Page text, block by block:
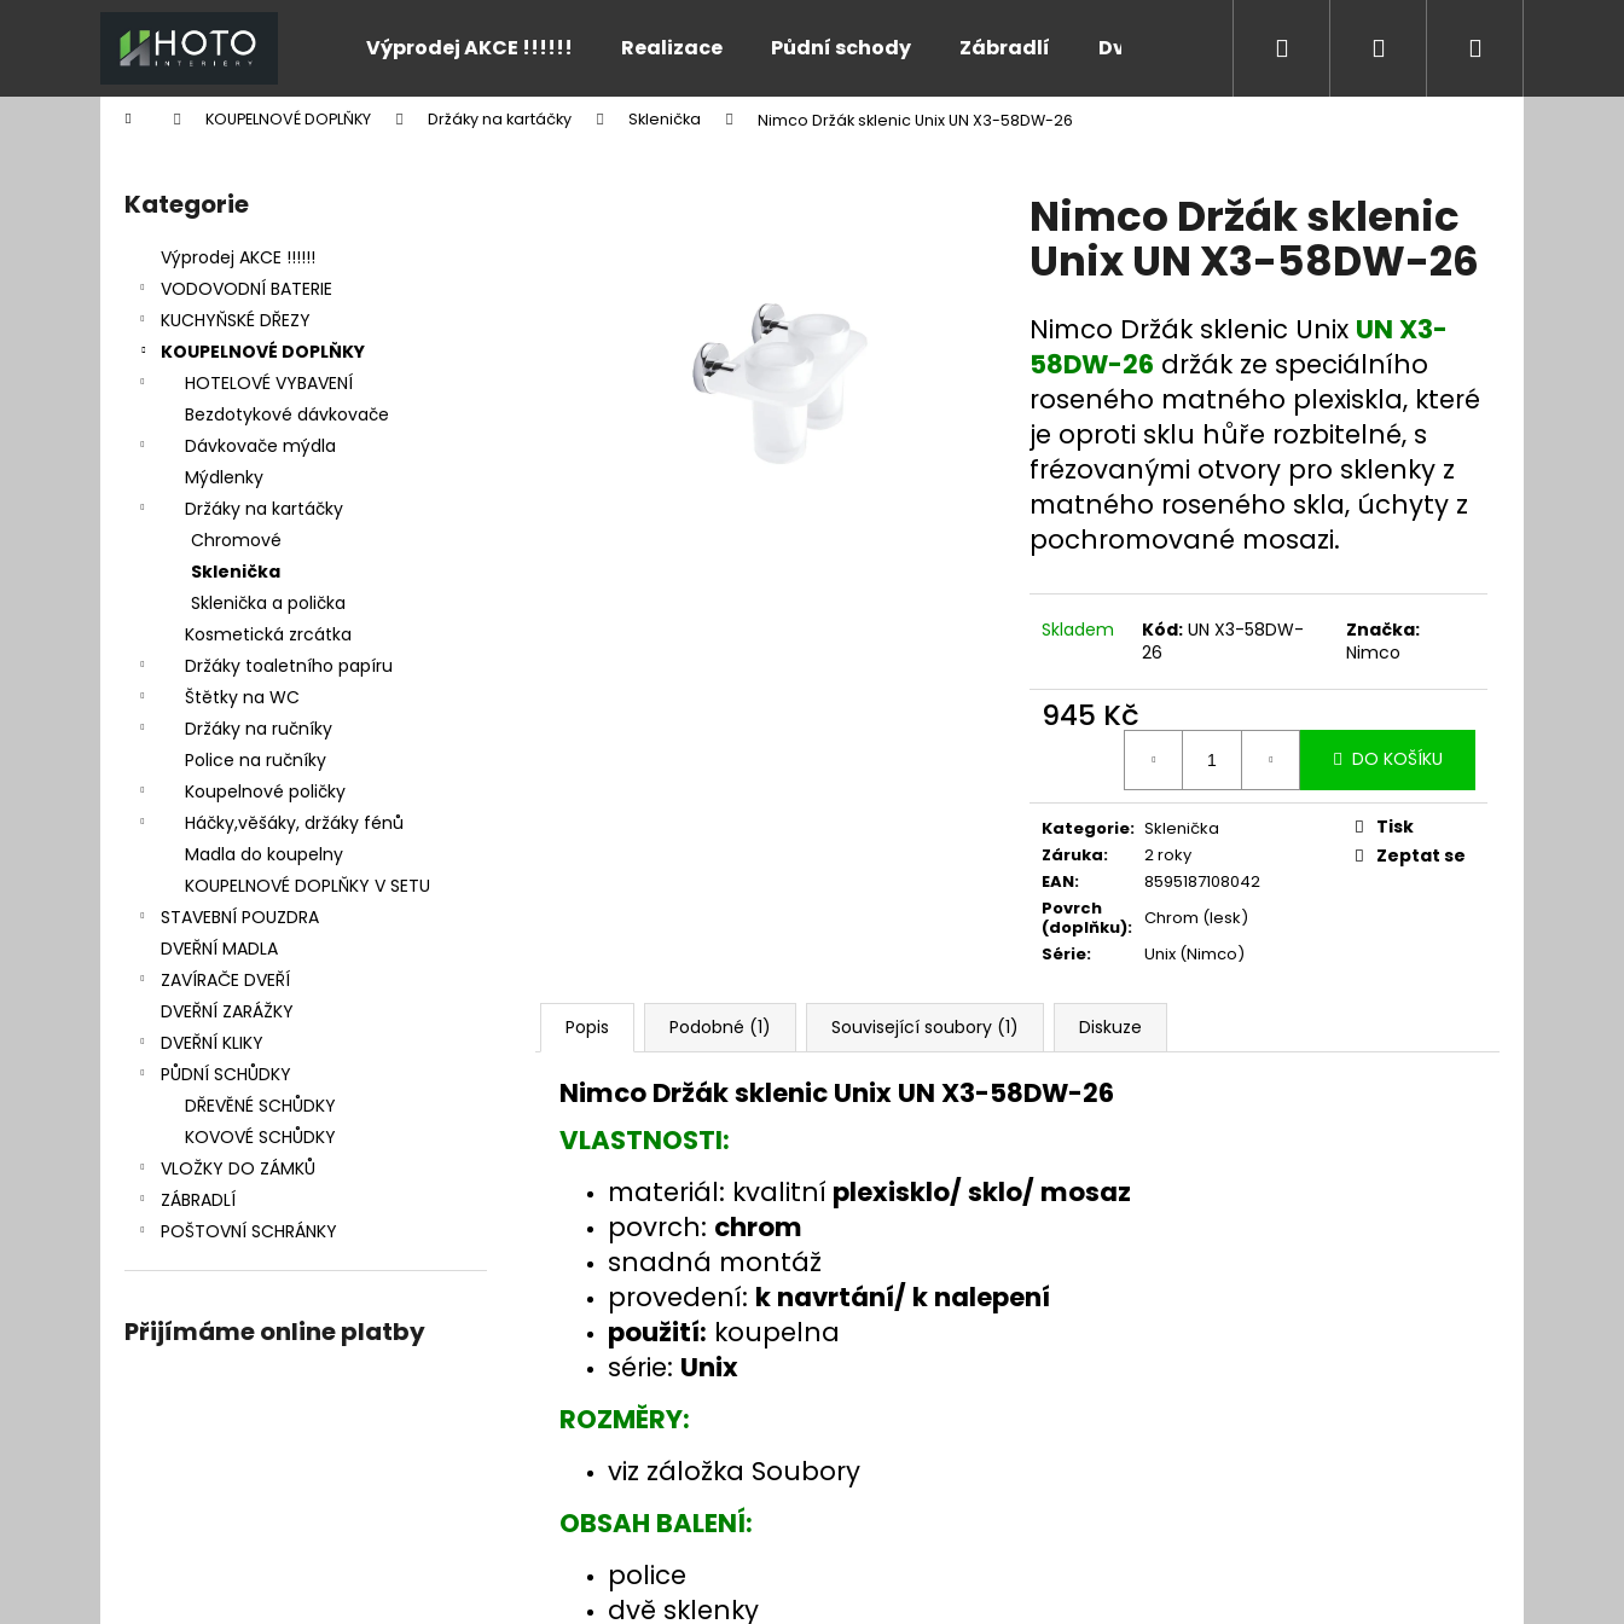
Výprodej AKCE !!!!!! Realizace Půdní schody Zábradlí Dveře a zárubně Kontakt Blog
Přihlášení
Domů KOUPELNOVÉ DOPLŇKY Držáky na kartáčky Sklenička Nimco Držák sklenic Unix UN X3-58DW-26
Přeskočit
kategorie
Kategorie
Výprodej AKCE !!!!!!
VODOVODNÍ BATERIE
KUCHYŇSKÉ DŘEZY
KOUPELNOVÉ DOPLŇKY
HOTELOVÉ VYBAVENÍ
Bezdotykové dávkovače
Dávkovače mýdla
Mýdlenky
Držáky na kartáčky
Chromové
Sklenička
Sklenička a polička
Kosmetická zrcátka
Držáky toaletního papíru
Štětky na WC
Držáky na ručníky
Police na ručníky
Koupelnové poličky
Háčky,věšáky, držáky fénů
Madla do koupelny
KOUPELNOVÉ DOPLŇKY V SETU
STAVEBNÍ POUZDRA
DVEŘNÍ MADLA
ZAVÍRAČE DVEŘÍ
DVEŘNÍ ZARÁŽKY
DVEŘNÍ KLIKY
PŮDNÍ SCHŮDKY
DŘEVĚNÉ SCHŮDKY
KOVOVÉ SCHŮDKY
VLOŽKY DO ZÁMKŮ
ZÁBRADLÍ
POŠTOVNÍ SCHRÁNKY
Přijímáme online platby
Nimco Držák sklenic
Unix UN X3-58DW-26
Nimco Držák sklenic Unix UN X3-
58DW-26 držák ze speciálního
roseného matného plexiskla, které
je oproti sklu hůře rozbitelné, s
frézovanými otvory pro sklenky z
matného roseného skla, úchyty z
pochromované mosazi.
Skladem Kód: UN X3-58DW-
26
Značka:
Nimco
945 Kč
DO KOŠÍKU
Kategorie: Sklenička
Záruka:
2 roky
EAN:
8595187108042
Povrch
(doplňku): Chrom (lesk)
Série: Unix (Nimco)
Tisk
Zeptat se
Popis Podobné (1) Související soubory (1) Diskuze
Nimco Držák sklenic Unix UN X3-58DW-26
VLASTNOSTI:
materiál: kvalitní plexisklo/ sklo/ mosaz
povrch: chrom
snadná montáž
provedení: k navrtání/ k nalepení
použití: koupelna
série: Unix
ROZMĚRY:
viz záložka Soubory
OBSAH BALENÍ:
police
dvě sklenky
í
Zpět
do
Zpět
do
Co potřebujete najít?
Doporučujeme